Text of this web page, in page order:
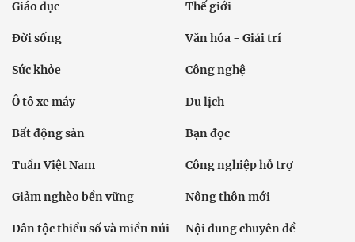
Giáo dục Thế giới
Đời sống Văn hóa - Giải trí
Sức khỏe Công nghệ
Ô tô xe máy Du lịch
Bất động sản Bạn đọc
Tuần Việt Nam Công nghiệp hỗ trợ
Giảm nghèo bền vững Nông thôn mới
Dân tộc thiểu số và miền núi Nội dung chuyên đề